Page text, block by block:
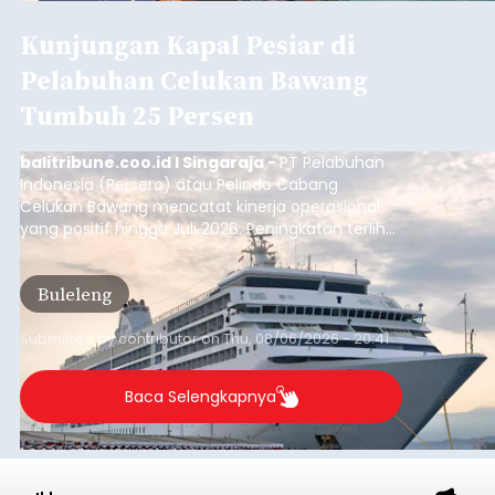
Kunjungan Kapal Pesiar di
Pelabuhan Celukan Bawang
Tumbuh 25 Persen
balitribune.coo.id I Singaraja -PT Pelabuhan
Indonesia (Persero) atau Pelindo Cabang
Celukan Bawang mencatat kinerja operasional
yang positif hingga Juli 2026. Peningkatan terlihat
dari arus kapal yang mencapai 1,48 juta Gross
Tonnage (GT), atau tumbuh 12,4 persen
dibandingkan periode yang sama tahun lalu
yang tercatat sebesar 1,32 juta GT.
Buleleng
Submitted bycontributoronThu, 08/06/2026 - 20:41
Baca Selengkapnya